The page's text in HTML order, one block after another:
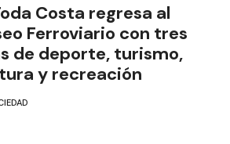
Costa regresa al
Ferroviario con tres
de deporte, turismo,
y recreación